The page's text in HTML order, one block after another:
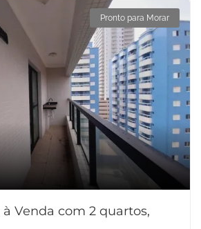
Pronto para Morar
Venda com 2 quartos,